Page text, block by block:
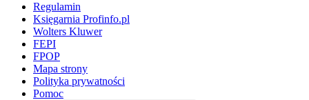
Regulamin
Księgarnia Profinfo.pl
Wolters Kluwer
FEPI
FPOP
Mapa strony
Polityka prywatności
Pomoc